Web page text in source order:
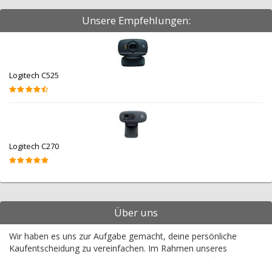
Unsere Empfehlungen:
Logitech C525
Logitech C270
Über uns
Wir haben es uns zur Aufgabe gemacht, deine persönliche
Kaufentscheidung zu vereinfachen. Im Rahmen unseres